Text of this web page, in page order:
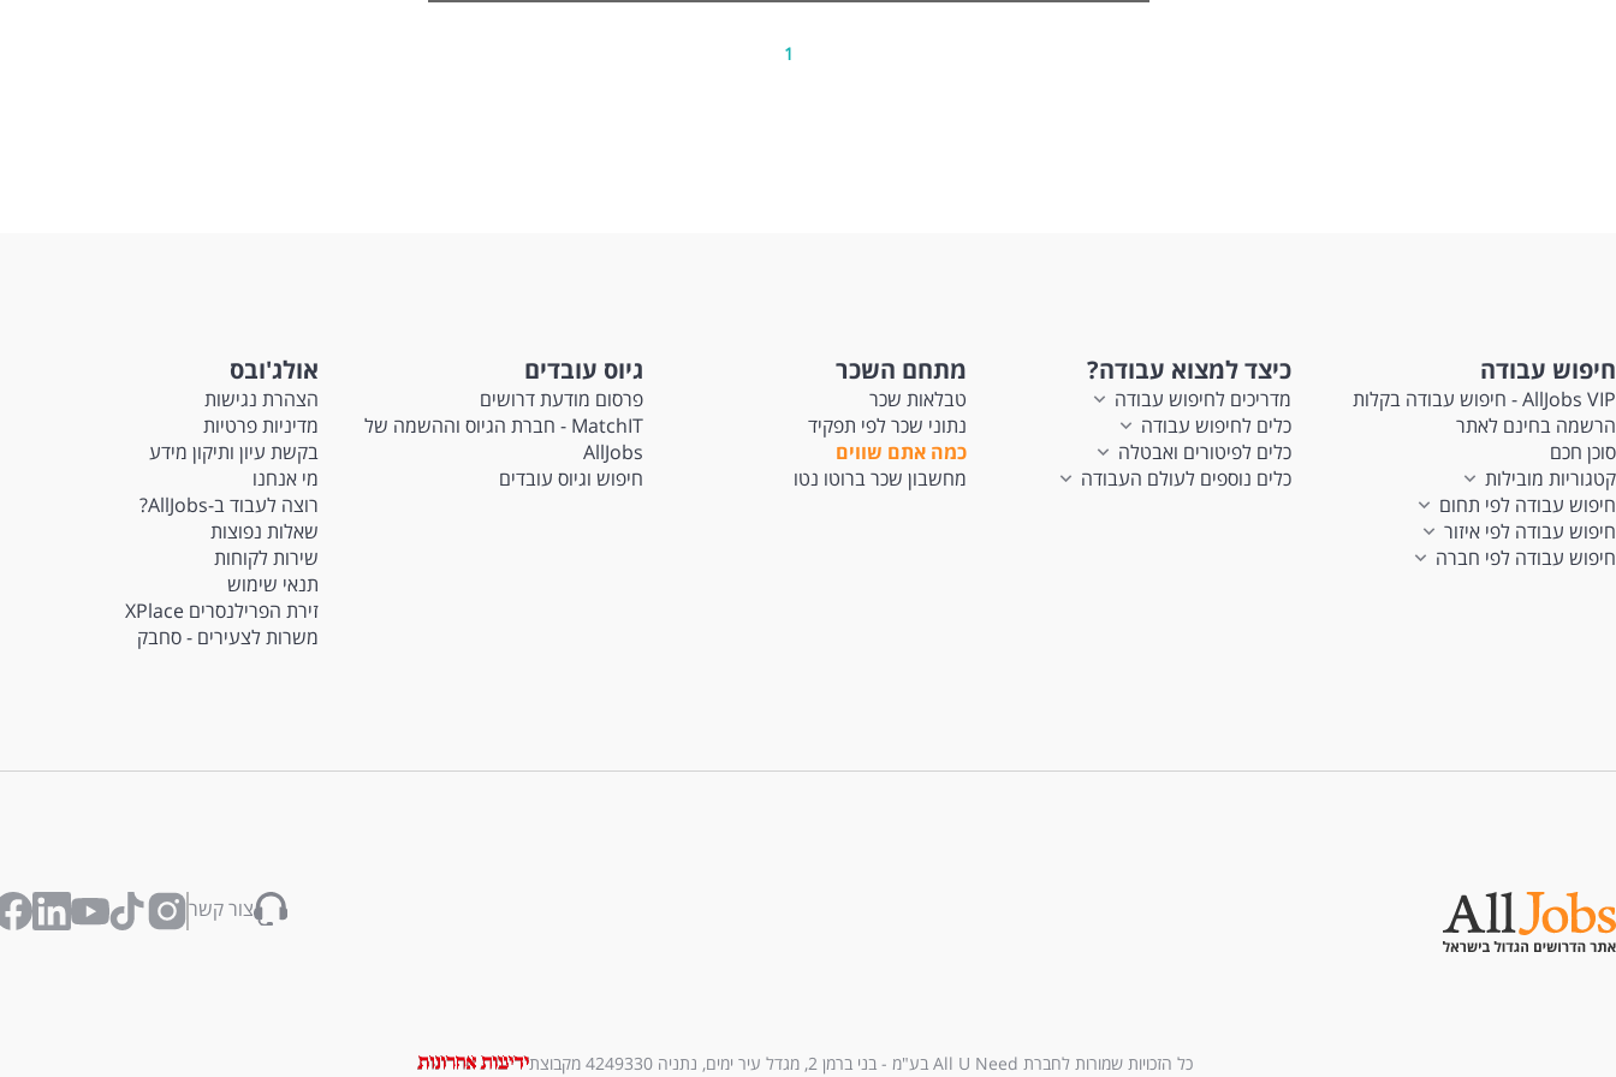
לפני
1
חיפוש עבודה
AllJobs VIP - חיפוש עבודה בקלות
הרשמה בחינם לאתר
סוכן חכם
קטגוריות מובילות
חיפוש עבודה לפי תחום
חיפוש עבודה לפי איזור
חיפוש עבודה לפי חברה
כיצד למצוא עבודה?
מדריכים לחיפוש עבודה
כלים לחיפוש עבודה
כלים לפיטורים ואבטלה
כלים נוספים לעולם העבודה
מתחם השכר
טבלאות שכר
נתוני שכר לפי תפקיד
כמה אתם שווים
מחשבון שכר ברוטו נטו
גיוס עובדים
פרסום מודעת דרושים
MatchIT - חברת הגיוס וההשמה של
AllJobs
חיפוש וגיוס עובדים
אולג'ובס
הצהרת נגישות
מדיניות פרטיות
בקשת עיון ותיקון מידע
מי אנחנו
רוצה לעבוד ב-AllJobs?
שאלות נפוצות
שירות לקוחות
תנאי שימוש
זירת הפרילנסרים XPlace
משרות לצעירים - סחבק
צור קשר
כל הזכויות שמורות לחברת All U Need בע"מ - בני ברמן 2, מגדל עיר ימים, נתניה 4249330 מקבוצת